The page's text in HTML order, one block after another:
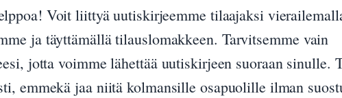
Voit liittyä uutiskirjeemme tilaajaksi
ja täyttämällä tilauslomakkeen. Tarvitsemme vain
jotta voimme lähettää uutiskirjeen suoraan sinulle.
emmekä jaa niitä kolmansille osapuolille ilman